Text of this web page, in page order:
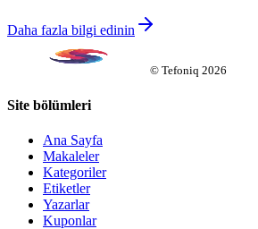
Daha fazla bilgi edinin
© Tefoniq 2026
Site bölümleri
Ana Sayfa
Makaleler
Kategoriler
Etiketler
Yazarlar
Kuponlar